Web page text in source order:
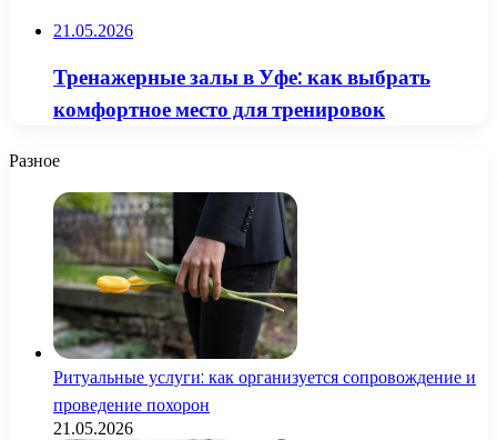
21.05.2026
Тренажерные залы в Уфе: как выбрать
комфортное место для тренировок
Разное
Ритуальные услуги: как организуется сопровождение и
проведение похорон
21.05.2026